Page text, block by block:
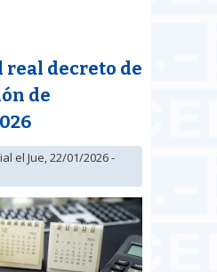
real decreto de
de
el Jue, 22/01/2026 -